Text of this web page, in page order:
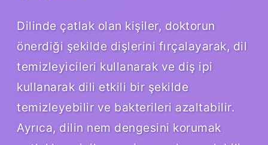
Dilinde çatlak olan kişiler, doktorun
önerdiği şekilde dişlerini fırçalayarak, dil
temizleyicileri kullanarak ve diş ipi
kullanarak dili etkili bir şekilde
temizleyebilir ve bakterileri azaltabilir.
Ayrıca, dilin nem dengesini korumak